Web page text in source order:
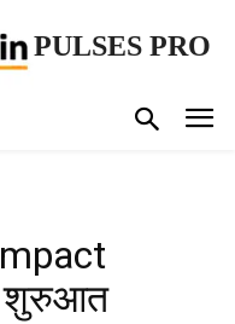
PULSES PRO
शुरुआत